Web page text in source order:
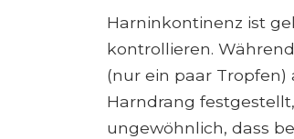
Harninkontinenz ist
kontrollieren.
(nur ein paar
Harndrang
ungewöhnlich, dass